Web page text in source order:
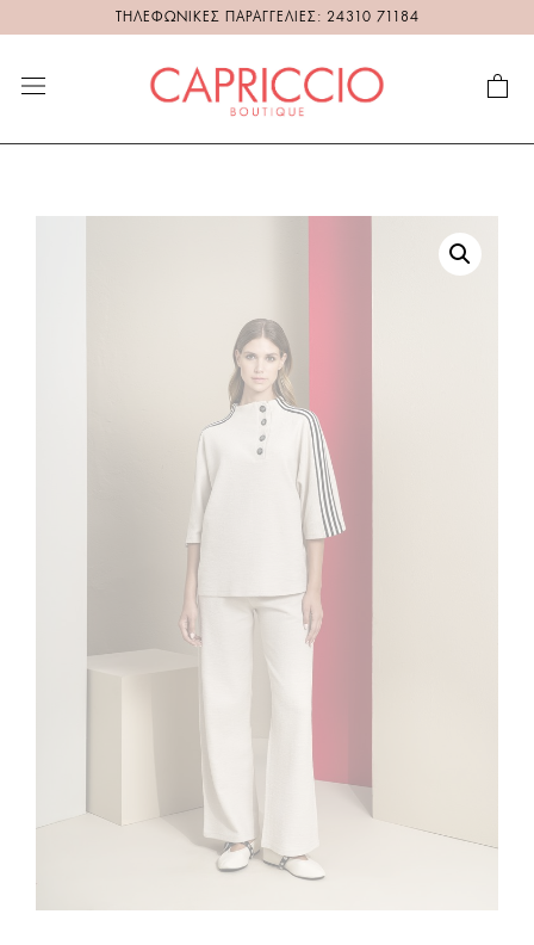
ΤΗΛΕΦΩΝΙΚΕΣ ΠΑΡΑΓΓΕΛΙΕΣ: 24310 71184